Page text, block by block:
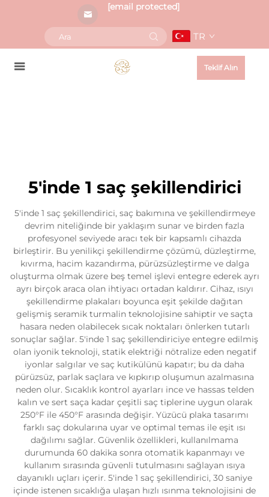
[email protected]
TR
Teklif Alın
5'inde 1 saç şekillendirici
5'inde 1 saç şekillendirici, saç bakımına ve şekillendirmeye
devrim niteliğinde bir yaklaşım sunar ve birden fazla
profesyonel seviyede aracı tek bir kapsamlı cihazda
birleştirir. Bu yenilikçi şekillendirme çözümü, düzleştirme,
kıvırma, hacim kazandırma, pürüzsüzleştirme ve dalga
oluşturma olmak üzere beş temel işlevi entegre ederek ayrı
ayrı birçok araca olan ihtiyacı ortadan kaldırır. Cihaz, ısıyı
şekillendirme plakaları boyunca eşit şekilde dağıtan
gelişmiş seramik turmalin teknolojisine sahiptir ve saçta
hasara neden olabilecek sıcak noktaları önlerken tutarlı
sonuçlar sağlar. 5'inde 1 saç şekillendiriciye entegre edilmiş
olan iyonik teknoloji, statik elektriği nötralize eden negatif
iyonlar salgılar ve saç kutikülünü kapatır; bu da daha
pürüzsüz, parlak saçlara ve kıpkırıp oluşumun azalmasına
neden olur. Sıcaklık kontrol ayarları ince ve hassas telden
kalın ve sert saça kadar çeşitli saç tiplerine uygun olarak
250°F ile 450°F arasında değişir. Yüzücü plaka tasarımı
farklı saç dokularına uyar ve optimal temas ile eşit ısı
dağılımı sağlar. Güvenlik özellikleri, kullanılmama
durumunda 60 dakika sonra otomatik kapanmayı ve
kullanım sırasında güvenli tutulmasını sağlayan ısıya
dayanıklı uçları içerir. 5'inde 1 saç şekillendirici, 30 saniye
içinde istenen sıcaklığa ulaşan hızlı ısınma teknolojisini de